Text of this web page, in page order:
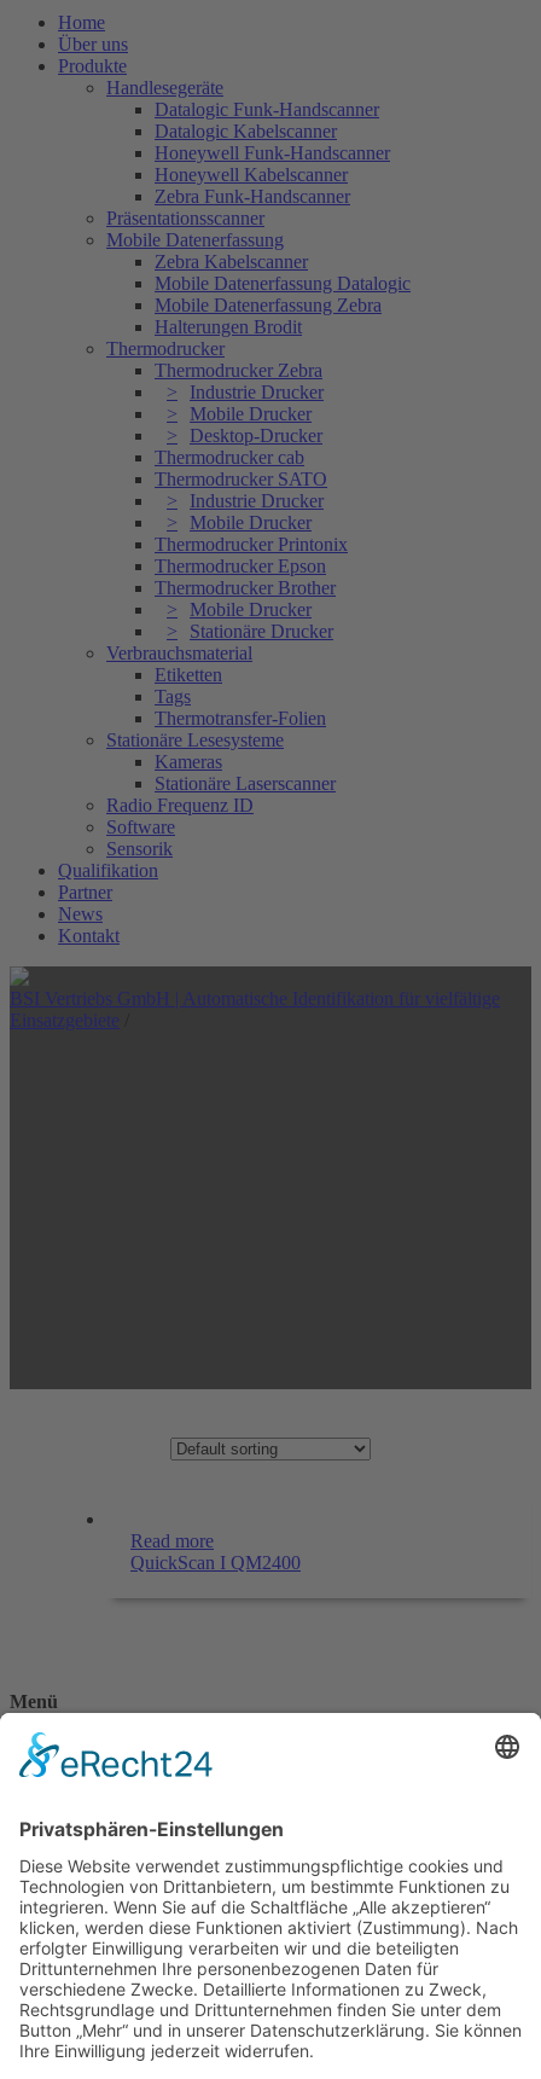
Home
Über uns
Produkte
Handlesegeräte
Datalogic Funk-Handscanner
Datalogic Kabelscanner
Honeywell Funk-Handscanner
Honeywell Kabelscanner
Zebra Funk-Handscanner
Präsentationsscanner
Mobile Datenerfassung
Zebra Kabelscanner
Mobile Datenerfassung Datalogic
Mobile Datenerfassung Zebra
Halterungen Brodit
Thermodrucker
Thermodrucker Zebra
Industrie Drucker
Mobile Drucker
Desktop-Drucker
Thermodrucker cab
Thermodrucker SATO
Industrie Drucker
Mobile Drucker
Thermodrucker Printonix
Thermodrucker Epson
Thermodrucker Brother
Mobile Drucker
Stationäre Drucker
Verbrauchsmaterial
Etiketten
Tags
Thermotransfer-Folien
Stationäre Lesesysteme
Kameras
Stationäre Laserscanner
Radio Frequenz ID
Software
Sensorik
Qualifikation
Partner
News
Kontakt
BSI Vertriebs GmbH | Automatische Identifikation für vielfältige
Einsatzgebiete
Read more
QuickScan I QM2400
Menü
Home
Kontakt
Impressum
Anschrift
BSI Vertriebs GmbH
Donaustraße 2A
64572 Büttelborn
Telefon: 00496152187370
Telefax: 004961521873727
E-Mail: info@bsivertrieb.de